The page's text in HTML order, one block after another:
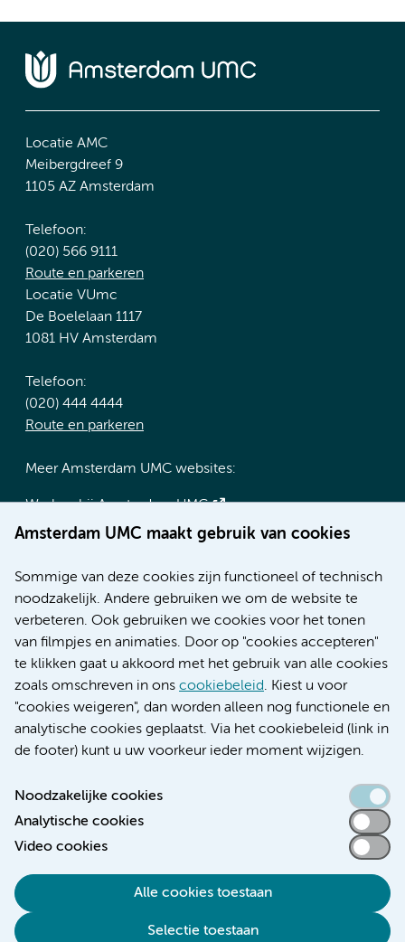
Amsterdam UMC maakt gebruik van cookies
Sommige van deze cookies zijn functioneel of technisch
noodzakelijk. Andere gebruiken we om de website te
verbeteren. Ook gebruiken we cookies voor het tonen
van filmpjes en animaties. Door op "cookies accepteren"
te klikken gaat u akkoord met het gebruik van alle cookies
zoals omschreven in ons cookiebeleid. Kiest u voor
"cookies weigeren", dan worden alleen nog functionele en
analytische cookies geplaatst. Via het cookiebeleid (link in
de footer) kunt u uw voorkeur ieder moment wijzigen.
Noodzakelijke cookies
Analytische cookies
Video cookies
Alle cookies toestaan
Selectie toestaan
Locatie AMC
Meibergdreef 9
1105 AZ Amsterdam
Telefoon:
(020) 566 9111
Route en parkeren
Locatie VUmc
De Boelelaan 1117
1081 HV Amsterdam
Telefoon:
(020) 444 4444
Route en parkeren
Meer Amsterdam UMC websites:
Werken bij Amsterdam UMC
Over Amsterdam UMC
Research
Educatie locatie AMC
Educatie locatie VUmc
Verwijzen & diagnostiek
Toegankelijkheidsverklaring
Responsible disclosure
Disclaimer